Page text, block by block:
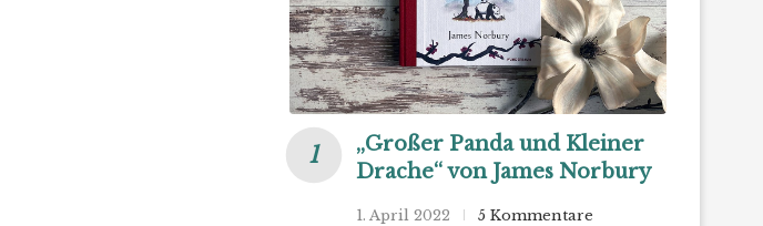
„Großer Panda und Kleiner
Drache“ von James Norbury
1. April 2022 5 Kommentare